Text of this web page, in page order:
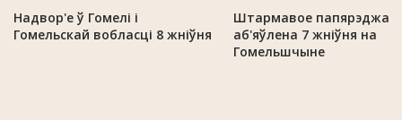
Надвор'е ў Гомелі і
Гомельскай вобласці 8 жніўня
Штармавое
аб'яўлена 7 жніўня на
Гомельшчыне